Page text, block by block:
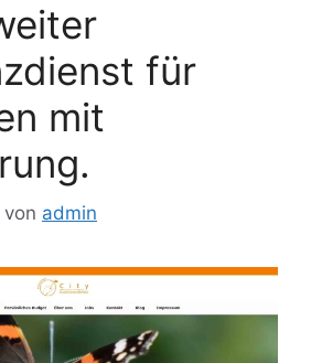
für
mit
von admin